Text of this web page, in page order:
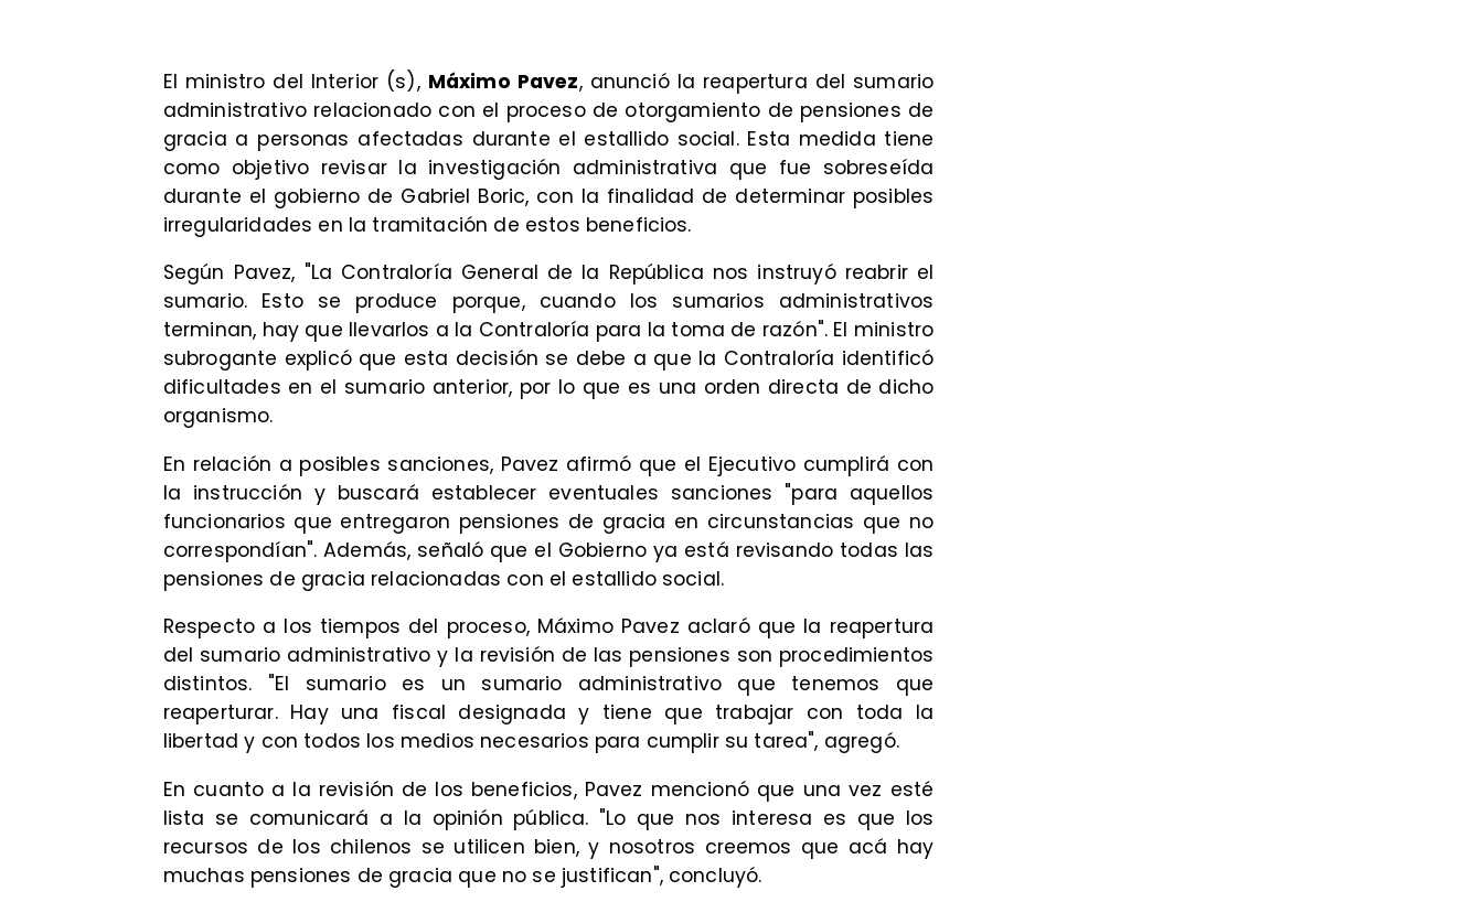
El ministro del Interior (s), Máximo Pavez, anunció la reapertura del sumario
administrativo relacionado con el proceso de otorgamiento de pensiones de
gracia a personas afectadas durante el estallido social. Esta medida tiene
como objetivo revisar la investigación administrativa que fue sobreseída
durante el gobierno de Gabriel Boric, con la finalidad de determinar posibles
irregularidades en la tramitación de estos beneficios.
Según Pavez, "La Contraloría General de la República nos instruyó reabrir el
sumario. Esto se produce porque, cuando los sumarios administrativos
terminan, hay que llevarlos a la Contraloría para la toma de razón". El ministro
subrogante explicó que esta decisión se debe a que la Contraloría identificó
dificultades en el sumario anterior, por lo que es una orden directa de dicho
organismo.
En relación a posibles sanciones, Pavez afirmó que el Ejecutivo cumplirá con
la instrucción y buscará establecer eventuales sanciones "para aquellos
funcionarios que entregaron pensiones de gracia en circunstancias que no
correspondían". Además, señaló que el Gobierno ya está revisando todas las
pensiones de gracia relacionadas con el estallido social.
Respecto a los tiempos del proceso, Máximo Pavez aclaró que la reapertura
del sumario administrativo y la revisión de las pensiones son procedimientos
distintos. "El sumario es un sumario administrativo que tenemos que
reaperturar. Hay una fiscal designada y tiene que trabajar con toda la
libertad y con todos los medios necesarios para cumplir su tarea", agregó.
En cuanto a la revisión de los beneficios, Pavez mencionó que una vez esté
lista se comunicará a la opinión pública. "Lo que nos interesa es que los
recursos de los chilenos se utilicen bien, y nosotros creemos que acá hay
muchas pensiones de gracia que no se justifican", concluyó.